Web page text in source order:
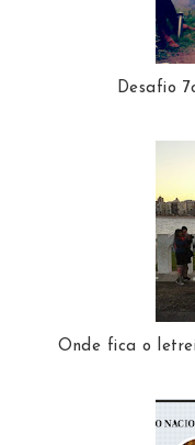
Desafio
Onde fica o